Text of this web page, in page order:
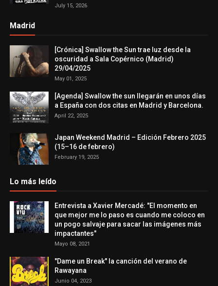
July 15, 2026
Madrid
[Crónica] Swallow the Sun trae luz desde la
oscuridad a Sala Copérnico (Madrid)
29/04/2025
May 01, 2025
[Agenda] Swallow the sun llegarán en unos días
a España con dos citas en Madrid y Barcelona.
April 22, 2025
Japan Weekend Madrid – Edición Febrero 2025
(15–16 de febrero)
February 19, 2025
Lo más leído
Entrevista a Xavier Mercadé: "El momento en
que mejor me lo paso es cuando me coloco en
un pogo salvaje para sacar las imágenes más
impactantes"
Mayo 08, 2021
"Dame un Break" la canción del verano de
Rawayana
Junio 04, 2023